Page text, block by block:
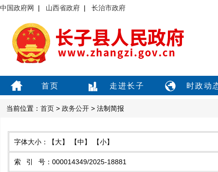
中国政府网 | 山西省政府 | 长治市政府
首页 走进长子 时政动
当前位置： 首页 > 政务公开 > 法制简报
字体大小： 【大】 【中】 【小】
索引号 ： 000014349/2025-18881